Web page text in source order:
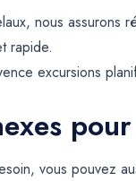
nous assurons
rapide.
excursions
vous pouvez